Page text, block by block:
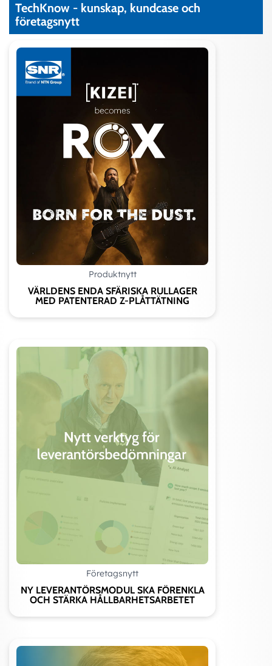
TechKnow - kunskap, kundcase och
företagsnytt
Produktnytt
VÄRLDENS ENDA SFÄRISKA RULLAGER
MED PATENTERAD Z-PLÅTTÄTNING
Företagsnytt
NY LEVERANTÖRSMODUL SKA FÖRENKLA
OCH STÄRKA HÅLLBARHETSARBETET